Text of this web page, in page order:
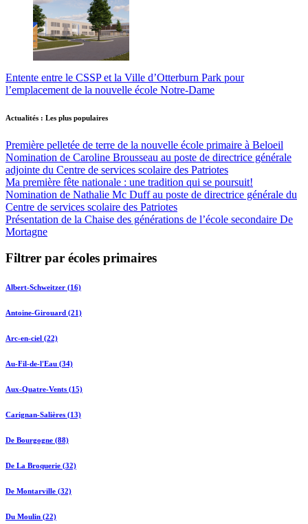
Entente entre le CSSP et la Ville d’Otterburn Park pour
l’emplacement de la nouvelle école Notre-Dame
Actualités : Les plus populaires
Première pelletée de terre de la nouvelle école primaire à Beloeil
Nomination de Caroline Brousseau au poste de directrice générale
adjointe du Centre de services scolaire des Patriotes
Ma première fête nationale : une tradition qui se poursuit!
Nomination de Nathalie Mc Duff au poste de directrice générale du
Centre de services scolaire des Patriotes
Présentation de la Chaise des générations de l’école secondaire De
Mortagne
Filtrer par écoles primaires
Albert-Schweitzer (16)
Antoine-Girouard (21)
Arc-en-ciel (22)
Au-Fil-de-l'Eau (34)
Aux-Quatre-Vents (15)
Carignan-Salières (13)
De Bourgogne (88)
De La Broquerie (32)
De Montarville (32)
Du Moulin (22)